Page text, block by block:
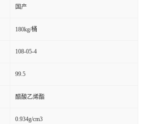
国产
180kg/桶
108-05-4
99.5
醋酸乙烯酯
0.934g/cm3